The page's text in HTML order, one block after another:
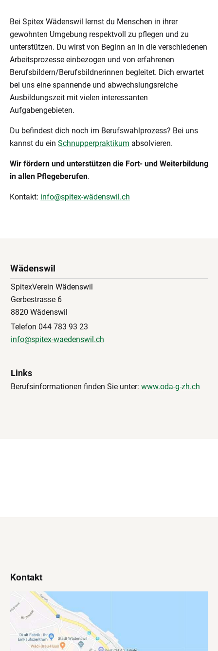
Bei Spitex Wädenswil lernst du Menschen in ihrer
gewohnten Umgebung respektvoll zu pflegen und zu
unterstützen. Du wirst von Beginn an in die verschiedenen
Arbeitsprozesse einbezogen und von erfahrenen
Berufsbildern/Berufsbildnerinnen begleitet. Dich erwartet
bei uns eine spannende und abwechslungsreiche
Ausbildungszeit mit vielen interessanten
Aufgabengebieten.
Du befindest dich noch im Berufswahlprozess? Bei uns
kannst du ein Schnupperpraktikum absolvieren.
Wir fördern und unterstützen die Fort- und Weiterbildung
in allen Pflegeberufen.
Kontakt: info@spitex-wädenswil.ch
Wädenswil
SpitexVerein Wädenswil
Gerbestrasse 6
8820 Wädenswil
Telefon 044 783 93 23
info@spitex-waedenswil.ch
Links
Berufsinformationen finden Sie unter: www.oda-g-zh.ch
Kontakt